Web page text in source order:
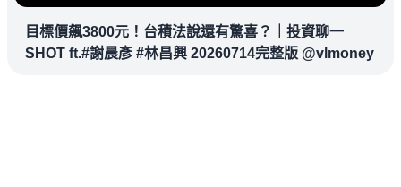
目標價飆3800元！台積法說還有驚喜？｜投資聊一
SHOT ft.#謝晨彥 #林昌興 20260714完整版 @vlmoney